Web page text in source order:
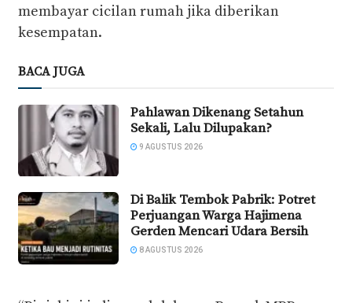
membayar cicilan rumah jika diberikan
kesempatan.
BACA JUGA
Pahlawan Dikenang Setahun
Sekali, Lalu Dilupakan?
9 AGUSTUS 2026
Di Balik Tembok Pabrik: Potret
Perjuangan Warga Hajimena
Gerden Mencari Udara Bersih
8 AGUSTUS 2026